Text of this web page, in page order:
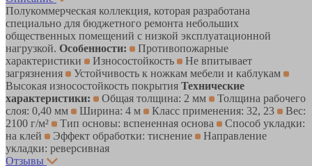
Полукоммерческая коллекция, которая разработана
специально для бюджетного ремонта небольших
общественных помещений с низкой эксплуатационной
нагрузкой. Особенности:
Противопожарные
характеристики
Износостойкость
Не впитывает
загрязнения
Устойчивость к ножкам мебели и каблукам
Высокая износостойкость покрытия Технические
характеристики:
Общая толщина: 2 мм
Толщина рабочего
слоя: 0,40 мм
Ширина: 4 м Класс применения: 32, 23
Вес:
2100 г/м²
Тип основы: вспененная основа
Способ укладки:
на клей
Эффект обработки: тиснение
Направление
укладки: реверсивная
Отзывы